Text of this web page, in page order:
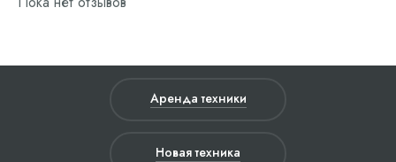
Аренда техники
Новая техника